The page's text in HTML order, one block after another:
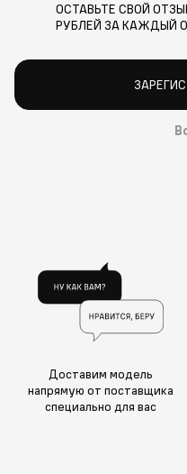
ОСТАВЬТЕ СВОЙ
РУБЛЕЙ ЗА КАЖДЫЙ
Доставим модель
напрямую от поставщика
специально для вас